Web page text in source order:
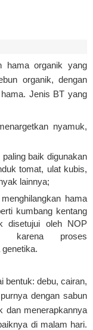
hama organik yang
organik, dengan
Jenis BT yang
nyamuk,
baik digunakan
tomat, ulat kubis,
lainnya;
hama
kumbang kentang
disetujui oleh NOP
karena proses
bentuk: debu, cairan,
dengan sabun
dan menerapkannya
di malam hari.